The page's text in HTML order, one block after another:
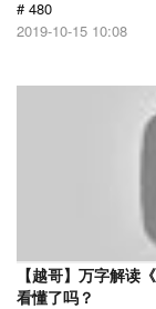
# 480
2019-10-15 10:08
【越哥】万字解读
看懂了吗？